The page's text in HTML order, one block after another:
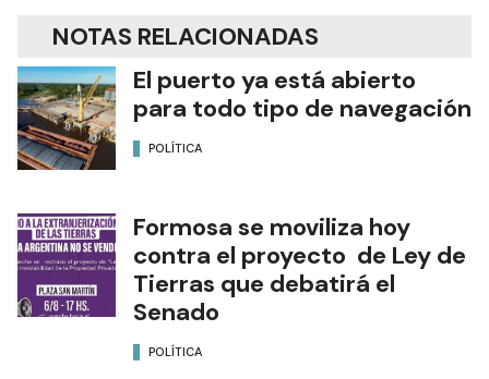
NOTAS RELACIONADAS
El puerto ya está abierto
para todo tipo de navegación
POLÍTICA
Formosa se moviliza hoy
contra el proyecto de Ley de
Tierras que debatirá el
Senado
POLÍTICA